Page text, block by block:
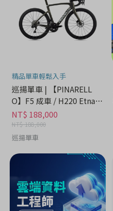
精品單車輕鬆入手
巡揚單車 | 【PINARELL
O】F5 成車 / H220 Etna B
lack Matt
NT$ 188,000
NT$ 188,000
巡揚單車